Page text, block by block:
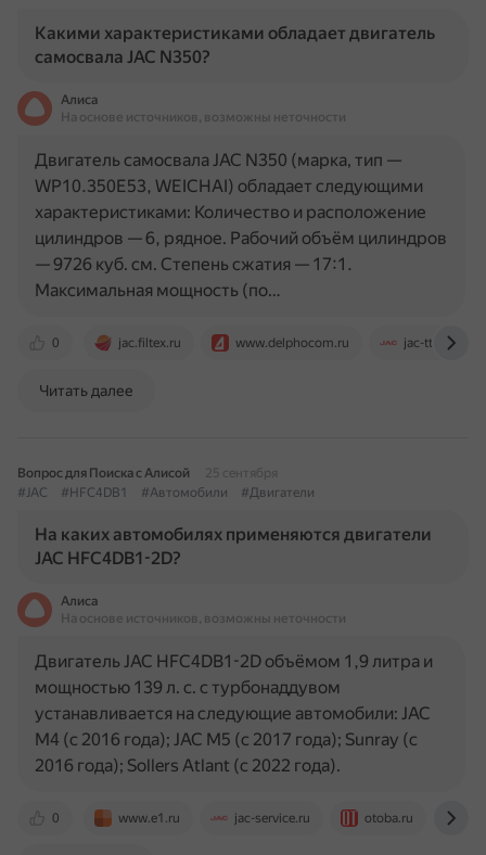
Какими характеристиками обладает двигатель
самосвала JAC N350?
Алиса
На основе источников, возможны неточности
0 jac.filtex.ru www.delphocom.ru jac-ttm.ru
Двигатель самосвала JAC N350 (марка, тип —
WP10.350E53, WEICHAI) обладает следующими
характеристиками: Количество и расположение
цилиндров — 6, рядное. Рабочий объём цилиндров
— 9726 куб. см. Степень сжатия — 17:1.
Максимальная мощность (по…
Читать далее
Вопрос для Поиска с Алисой
25 сентября
#JAC
#HFC4DB1 #Автомобили #Двигатели
На каких автомобилях применяются двигатели
JAC HFC4DB1-2D?
Алиса
На основе источников, возможны неточности
0 www.e1.ru jac-service.ru otoba.ru
Двигатель JAC HFC4DB1-2D объёмом 1,9 литра и
мощностью 139 л. с. с турбонаддувом
устанавливается на следующие автомобили: JAC
M4 (с 2016 года); JAC M5 (с 2017 года); Sunray (с
2016 года); Sollers Atlant (с 2022 года).